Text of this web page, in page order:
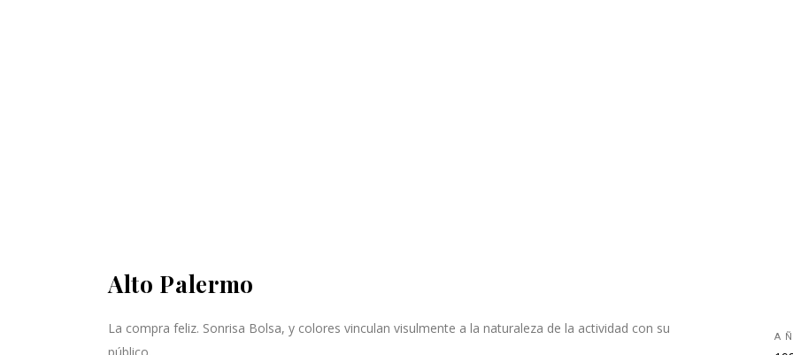
Alto Palermo
La compra feliz. Sonrisa Bolsa, y colores vinculan visulmente a la naturaleza de la actividad con su